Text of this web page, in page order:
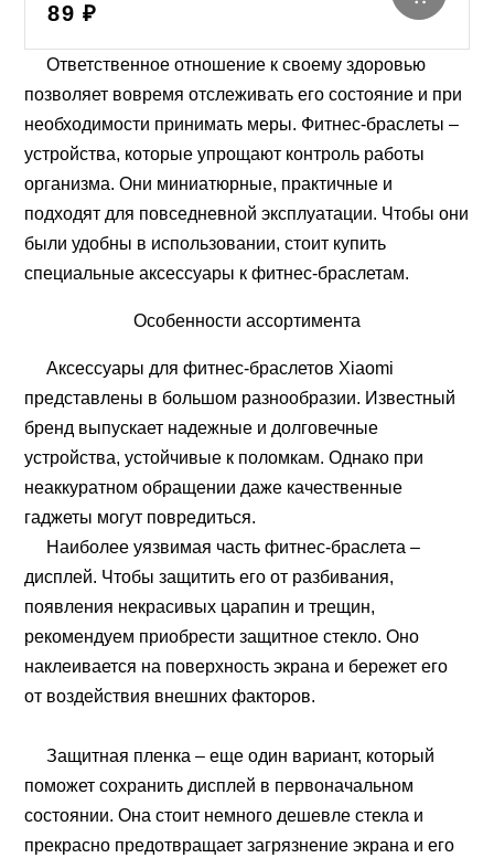
89 ₽
Ответственное отношение к своему здоровью
позволяет вовремя отслеживать его состояние и при
необходимости принимать меры. Фитнес-браслеты –
устройства, которые упрощают контроль работы
организма. Они миниатюрные, практичные и
подходят для повседневной эксплуатации. Чтобы они
были удобны в использовании, стоит купить
специальные аксессуары к фитнес-браслетам.
Особенности ассортимента
Аксессуары для фитнес-браслетов Xiaomi
представлены в большом разнообразии. Известный
бренд выпускает надежные и долговечные
устройства, устойчивые к поломкам. Однако при
неаккуратном обращении даже качественные
гаджеты могут повредиться.
Наиболее уязвимая часть фитнес-браслета –
дисплей. Чтобы защитить его от разбивания,
появления некрасивых царапин и трещин,
рекомендуем приобрести защитное стекло. Оно
наклеивается на поверхность экрана и бережет его
от воздействия внешних факторов.
Защитная пленка – еще один вариант, который
поможет сохранить дисплей в первоначальном
состоянии. Она стоит немного дешевле стекла и
прекрасно предотвращает загрязнение экрана и его